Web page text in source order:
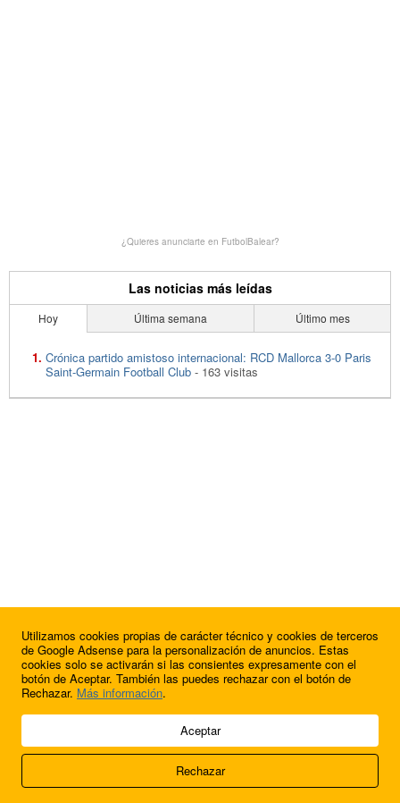
¿Quieres anunciarte en FutbolBalear?
Las noticias más leídas
Hoy Última semana Último mes
Crónica partido amistoso internacional: RCD Mallorca 3-0 Paris
Saint-Germain Football Club - 163 visitas
© 2009 - 2026 Soluciones Corporativas IP, SL.
Acerca de nosotros
FútbolBalear
Utilizamos cookies propias de carácter técnico y cookies de terceros
de Google Adsense para la personalización de anuncios. Estas
cookies solo se activarán si las consientes expresamente con el
botón de Aceptar. También las puedes rechazar con el botón de
Rechazar. Más información.
Aceptar
Rechazar